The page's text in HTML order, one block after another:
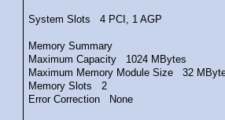
System Slots 4 PCI, 1 AGP
Memory Summary
Maximum Capacity 1024 MBytes
Maximum Memory Module Size 32
Memory Slots 2
Error Correction None